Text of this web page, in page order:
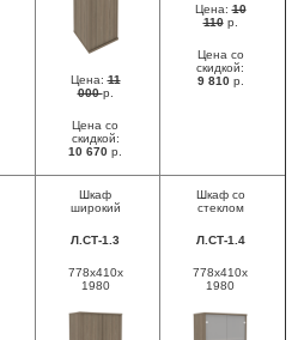
Цена:11
000р.
Цена со
скидкой:
10 670 р.
Цена:10
110р.
Цена со
скидкой:
9 810р.
Шкаф
широкий
Л.СТ-1.3
778х410х
1980
Шкаф со
стеклом
Л.СТ-1.4
778х410х
1980